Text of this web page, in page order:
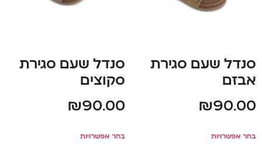
סנדל שעם סגירת
אבזם
₪90.00
בחר אפשרויות
סנדל שעם סגירת
סקוצים
₪90.00
בחר אפשרויות